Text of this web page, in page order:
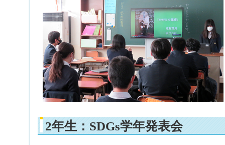
2年生：SDGs学年発表会